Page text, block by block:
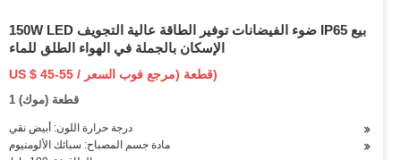
150W LED ضوء الفيضانات توفير الطاقة عالية التجويف IP65 بيع
الإسكان بالجملة في الهواء الطلق للماء
US $ 45-55 / قطعة (مرجع فوب السعر)
1 قطعة (موك)
درجة حرارة اللون: أبيض نقي
مادة جسم المصباح: سبائك الألومنيوم